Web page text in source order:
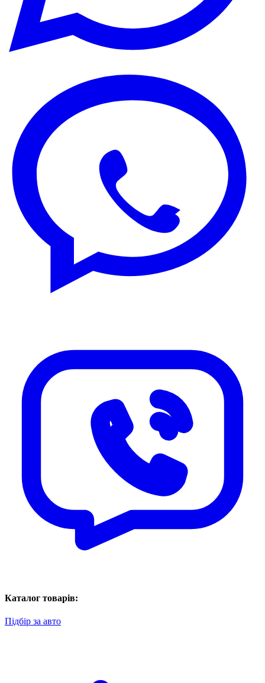
Каталог товарів:
Підбір за авто